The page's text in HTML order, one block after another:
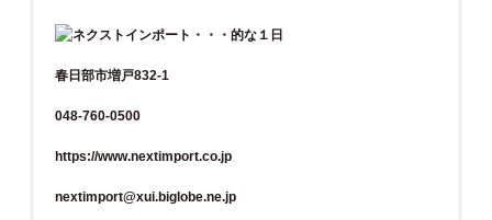
春日部市増戸832-1
048-760-0500
https://www.nextimport.co.jp
nextimport@xui.biglobe.ne.jp